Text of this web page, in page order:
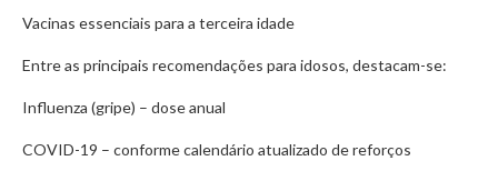
Vacinas essenciais para a terceira idade
Entre as principais recomendações para idosos, destacam-se:
Influenza (gripe) – dose anual
COVID-19 – conforme calendário atualizado de reforços